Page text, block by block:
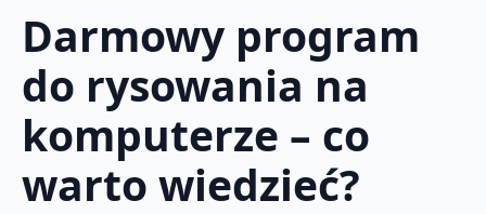
Darmowy program
do rysowania na
komputerze – co
warto wiedzieć?